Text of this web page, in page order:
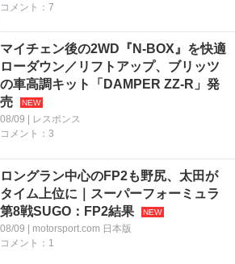
コメント：7
マイチェン後の2WD『N-BOX』を快適
ローダウン／リフトアップ、ブリッツ
の車高調キット「DAMPER ZZ-R」発
売
08/09 | レスポンス
コメント：3
ロングラン中心のFP2も野尻、太田が
タイム上位に｜スーパーフォーミュラ
第8戦SUGO：FP2結果
08/09 | motorsport.com 日本版
コメント：1